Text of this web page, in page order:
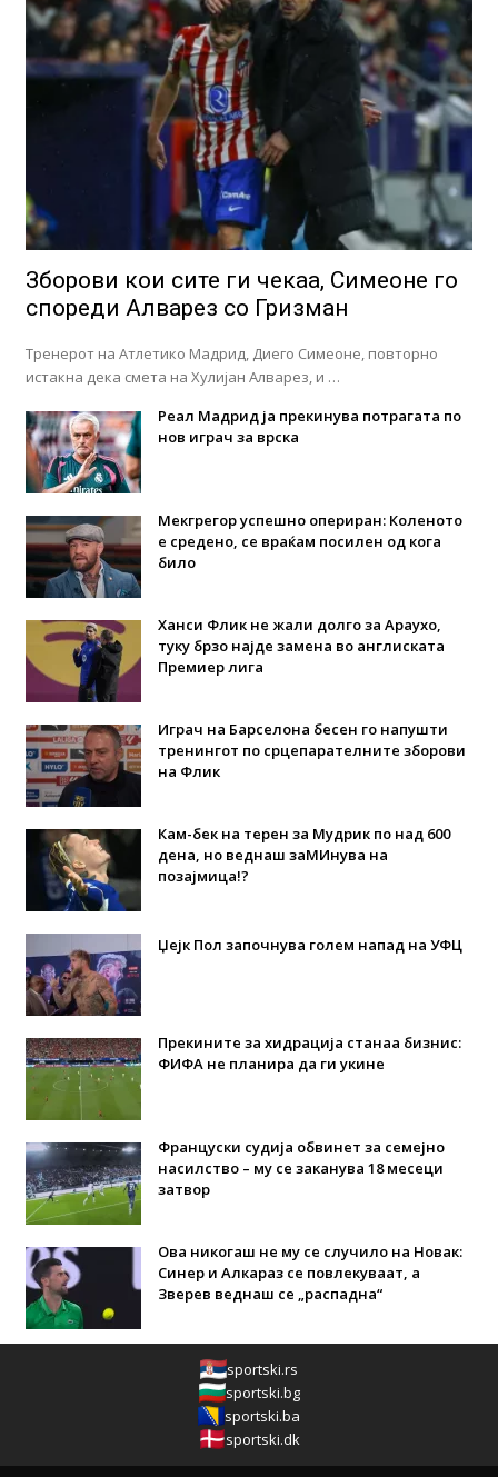
Зборови кои сите ги чекаа, Симеоне го
спореди Алварез со Гризман
Тренерот на Атлетико Мадрид, Диего Симеоне, повторно
истакна дека смета на Хулијан Алварез, и …
Реал Мадрид ја прекинува потрагата по
нов играч за врска
Мекгрегор успешно опериран: Коленото
е средено, се враќам посилен од кога
било
Ханси Флик не жали долго за Араухо,
туку брзо најде замена во англиската
Премиер лига
Играч на Барселона бесен го напушти
тренингот по срцепарателните зборови
на Флик
Кам-бек на терен за Мудрик по над 600
дена, но веднаш заМИнува на
позајмица!?
Џејк Пол започнува голем напад на УФЦ
Прекините за хидрација станаа бизнис:
ФИФА не планира да ги укине
Француски судија обвинет за семејно
насилство – му се заканува 18 месеци
затвор
Ова никогаш не му се случило на Новак:
Синер и Алкараз се повлекуваат, а
Зверев веднаш се „распадна“
sportski.rs
sportski.bg
sportski.ba
sportski.dk